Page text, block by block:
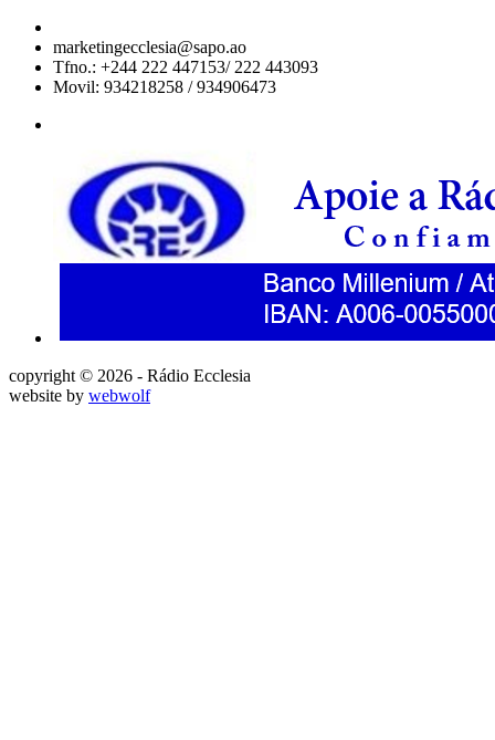
marketingecclesia@sapo.ao
Tfno.: +244 222 447153/ 222 443093
Movil: 934218258 / 934906473
copyright © 2026 - Rádio Ecclesia
website by webwolf